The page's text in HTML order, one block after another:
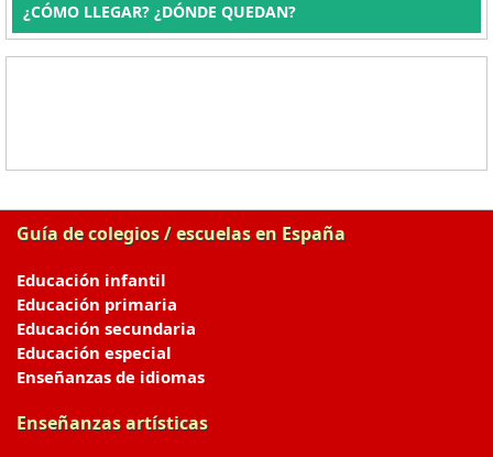
¿CÓMO LLEGAR? ¿DÓNDE QUEDAN?
Guía de colegios / escuelas en España
Educación infantil
Educación primaria
Educación secundaria
Educación especial
Enseñanzas de idiomas
Enseñanzas artísticas